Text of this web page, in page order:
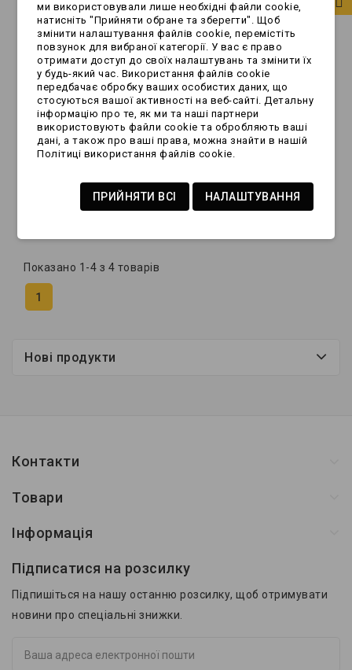
Stojak motocyklowy -
kobyłka, kolor:
Stojak motocyklowy -
kobyłka, uniwersalny
21"
179,99 zł
Показано 1-4 з 4 товарів
1
Нові продукти
Контакти
Товари
Інформація
Підписатися на розсилку
Підпишіться на нашу останню розсилку, щоб отримувати
новини про спеціальні знижки.
ми використовували лише необхідні файли cookie,
натисніть "Прийняти обране та зберегти". Щоб
змінити налаштування файлів cookie, перемістіть
повзунок для вибраної категорії. У вас є право
отримати доступ до своїх налаштувань та змінити їх
у будь-який час. Використання файлів cookie
передбачає обробку ваших особистих даних, що
стосуються вашої активності на веб-сайті. Детальну
інформацію про те, як ми та наші партнери
використовують файли cookie та обробляють ваші
дані, а також про ваші права, можна знайти в нашій
Політиці використання файлів cookie.
НАЛАШТУВАННЯ
ПРИЙНЯТИ ВСІ